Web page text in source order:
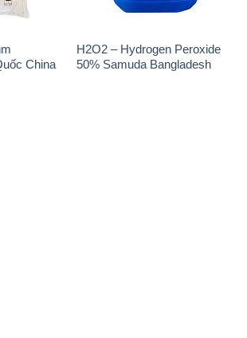
China
H2O2 – Hydrogen Peroxide
50% Samuda Bangladesh